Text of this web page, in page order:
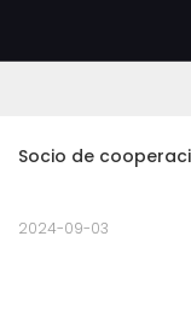
Socio de
2024-09-03